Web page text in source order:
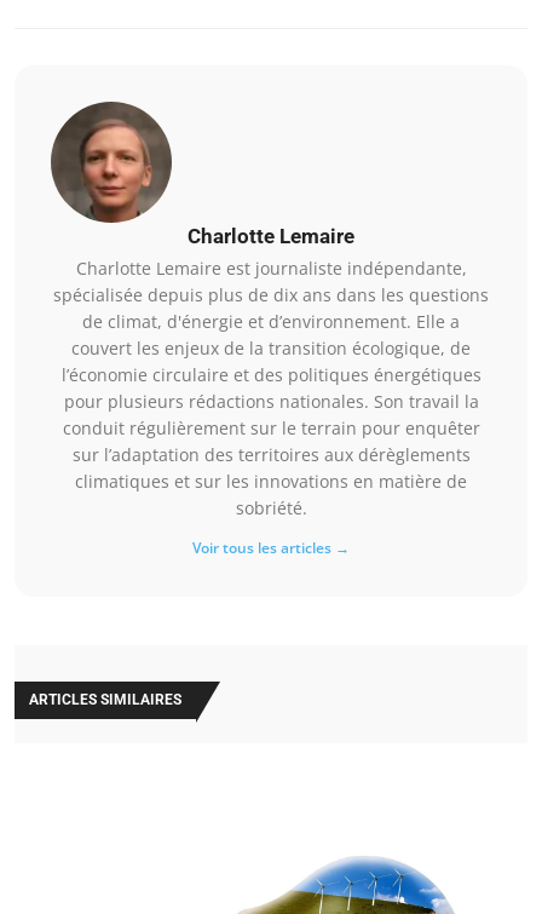
Charlotte Lemaire
Charlotte Lemaire est journaliste indépendante,
spécialisée depuis plus de dix ans dans les questions
de climat, d'énergie et d’environnement. Elle a
couvert les enjeux de la transition écologique, de
l’économie circulaire et des politiques énergétiques
pour plusieurs rédactions nationales. Son travail la
conduit régulièrement sur le terrain pour enquêter
sur l’adaptation des territoires aux dérèglements
climatiques et sur les innovations en matière de
sobriété.
Voir tous les articles →
ARTICLES SIMILAIRES